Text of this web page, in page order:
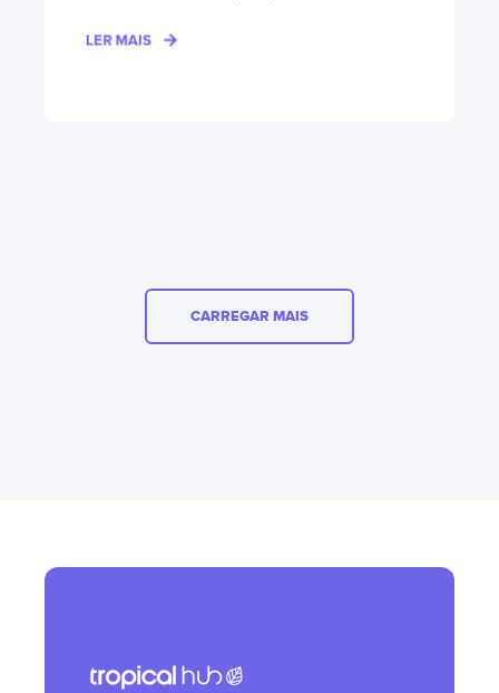
LER MAIS
CARREGAR MAIS